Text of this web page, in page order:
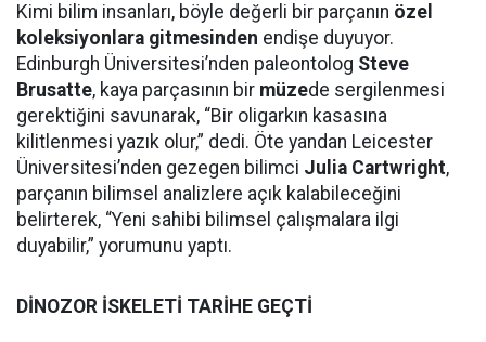
Kimi bilim insanları, böyle değerli bir parçanın özel
koleksiyonlara gitmesinden endişe duyuyor.
Edinburgh Üniversitesi’nden paleontolog Steve
Brusatte, kaya parçasının bir müzede sergilenmesi
gerektiğini savunarak, “Bir oligarkın kasasına
kilitlenmesi yazık olur,” dedi. Öte yandan Leicester
Üniversitesi’nden gezegen bilimci Julia Cartwright,
parçanın bilimsel analizlere açık kalabileceğini
belirterek, “Yeni sahibi bilimsel çalışmalara ilgi
duyabilir,” yorumunu yaptı.
DİNOZOR İSKELETİ TARİHE GEÇTİ